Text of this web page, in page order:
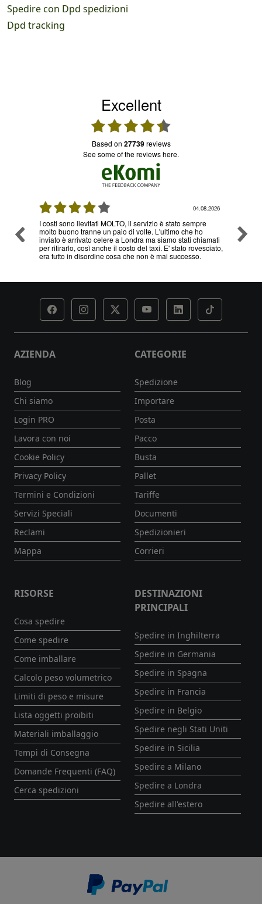
Spedire con Dpd spedizioni
Dpd tracking
Excellent
based on 27739reviews
see some of the reviews here.
03.08.2026
Ottimo servizio e prezzi, ritiro e consegna senza nessun
problema , sono già diverse volte che utilizzo il loro
servizio
AZIENDA
Blog
Chi siamo
Login PRO
Lavora con noi
Cookie Policy
Privacy Policy
Termini e Condizioni
Servizi Speciali
Reclami
Mappa
CATEGORIE
Spedizione
Importare
Posta
Pacco
Busta
Pallet
Tariffe
Documenti
Spedizionieri
Corrieri
RISORSE
Cosa spedire
Come spedire
Come imballare
Calcolo peso volumetrico
Limiti di peso e misure
Lista oggetti proibiti
Materiali imballaggio
Tempi di Consegna
Domande Frequenti (FAQ)
Cerca spedizioni
DESTINAZIONI
PRINCIPALI
Spedire in Inghilterra
Spedire in Germania
Spedire in Spagna
Spedire in Francia
Spedire in Belgio
Spedire negli Stati Uniti
Spedire in Sicilia
Spedire a Milano
Spedire a Londra
Spedire all'estero